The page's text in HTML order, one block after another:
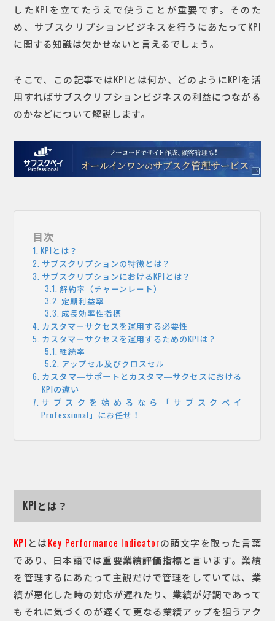
したKPIを立てたうえで使うことが重要です。そのた
め、サブスクリプションビジネスを行うにあたってKPI
に関する知識は欠かせないと言えるでしょう。
そこで、この記事ではKPIとは何か、どのようにKPIを活
用すればサブスクリプションビジネスの利益につながる
のかなどについて解説します。
目次
KPIとは？
サブスクリプションの特徴とは？
サブスクリプションにおけるKPIとは？
解約率（チャーンレート）
定期利益率
成長効率性指標
カスタマーサクセスを運用する必要性
カスタマーサクセスを運用するためのKPIは？
継続率
アップセル及びクロスセル
カスタマ―サポートとカスタマ―サクセスにおける
KPIの違い
サブスクを始めるなら「サブスクペイ
Professional」にお任せ！
KPIとは？
KPI とはKey Performance Indicatorの頭文字を取った言葉
であり、日本語では重要業績評価指標と言います。業績
を管理するにあたって主観だけで管理をしていては、業
績が悪化した時の対応が遅れたり、業績が好調であって
もそれに気づくのが遅くて更なる業績アップを狙うアク